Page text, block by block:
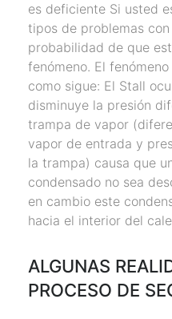
es deficiente Si usted
tipos de problemas
probabilidad de que
fenómeno. El
como sigue: El Stall
disminuye la presión
trampa de vapor
vapor de entrada y
la trampa) causa que
condensado no sea
en cambio este
hacia el interior del
ALGUNAS
PROCESO DE